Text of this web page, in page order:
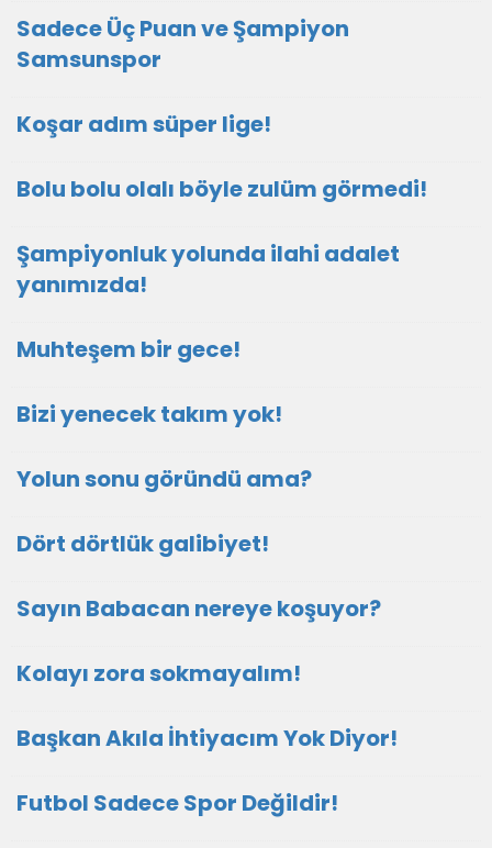
Sadece Üç Puan ve Şampiyon
Samsunspor
Koşar adım süper lige!
Bolu bolu olalı böyle zulüm görmedi!
Şampiyonluk yolunda ilahi adalet
yanımızda!
Muhteşem bir gece!
Bizi yenecek takım yok!
Yolun sonu göründü ama?
Dört dörtlük galibiyet!
Sayın Babacan nereye koşuyor?
Kolayı zora sokmayalım!
Başkan Akıla İhtiyacım Yok Diyor!
Futbol Sadece Spor Değildir!